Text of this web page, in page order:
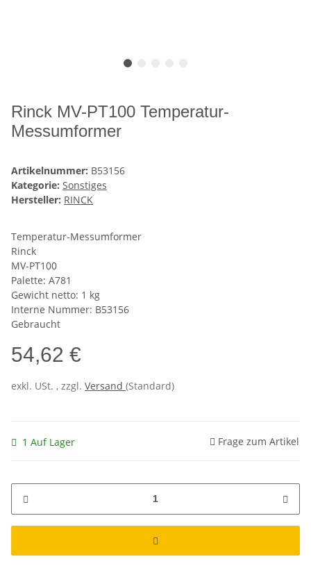
Rinck MV-PT100 Temperatur-
Messumformer
Artikelnummer: B53156
Kategorie: Sonstiges
Hersteller: RINCK
Temperatur-Messumformer
Rinck
MV-PT100
Palette: A781
Gewicht netto: 1 kg
Interne Nummer: B53156
Gebraucht
54,62 €
exkl. USt. , zzgl. Versand (Standard)
1 Auf Lager Frage zum Artikel